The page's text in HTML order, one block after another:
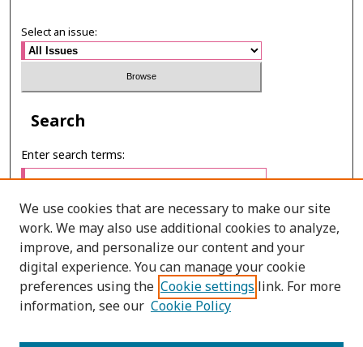
Select an issue:
Search
Enter search terms:
Select context to search:
Advanced Search
We use cookies that are necessary to make our site
work. We may also use additional cookies to analyze,
improve, and personalize our content and your
digital experience. You can manage your cookie
preferences using the Cookie settings link. For more
information, see our Cookie Policy